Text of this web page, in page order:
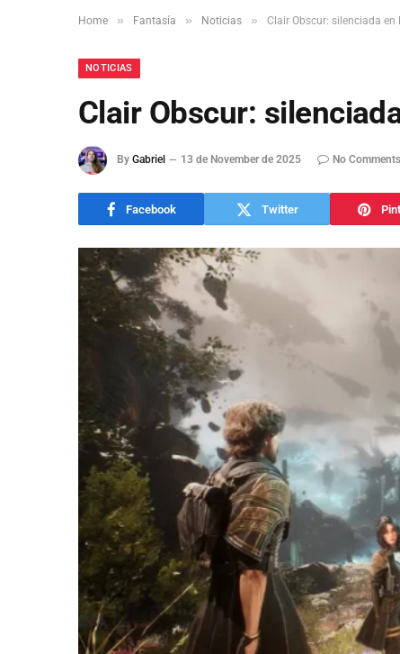
Home » Fantasía » Noticias » Clair Obscur: silenciada en
NOTICIAS
Clair Obscur:
By Gabriel 13 de November de 2025 No Comments
Facebook Twitter